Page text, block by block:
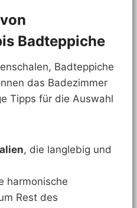
Badteppiche
Badteppiche
das Badezimmer
Tipps für die Auswahl
, die langlebig und
harmonische
Rest des